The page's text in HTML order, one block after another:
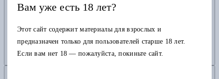
Вам уже есть 18 лет?
Этот сайт содержит материалы для взрослых и
предназначен только для пользователей старше 18 лет.
Если вам нет 18 — пожалуйста, покиньте сайт.